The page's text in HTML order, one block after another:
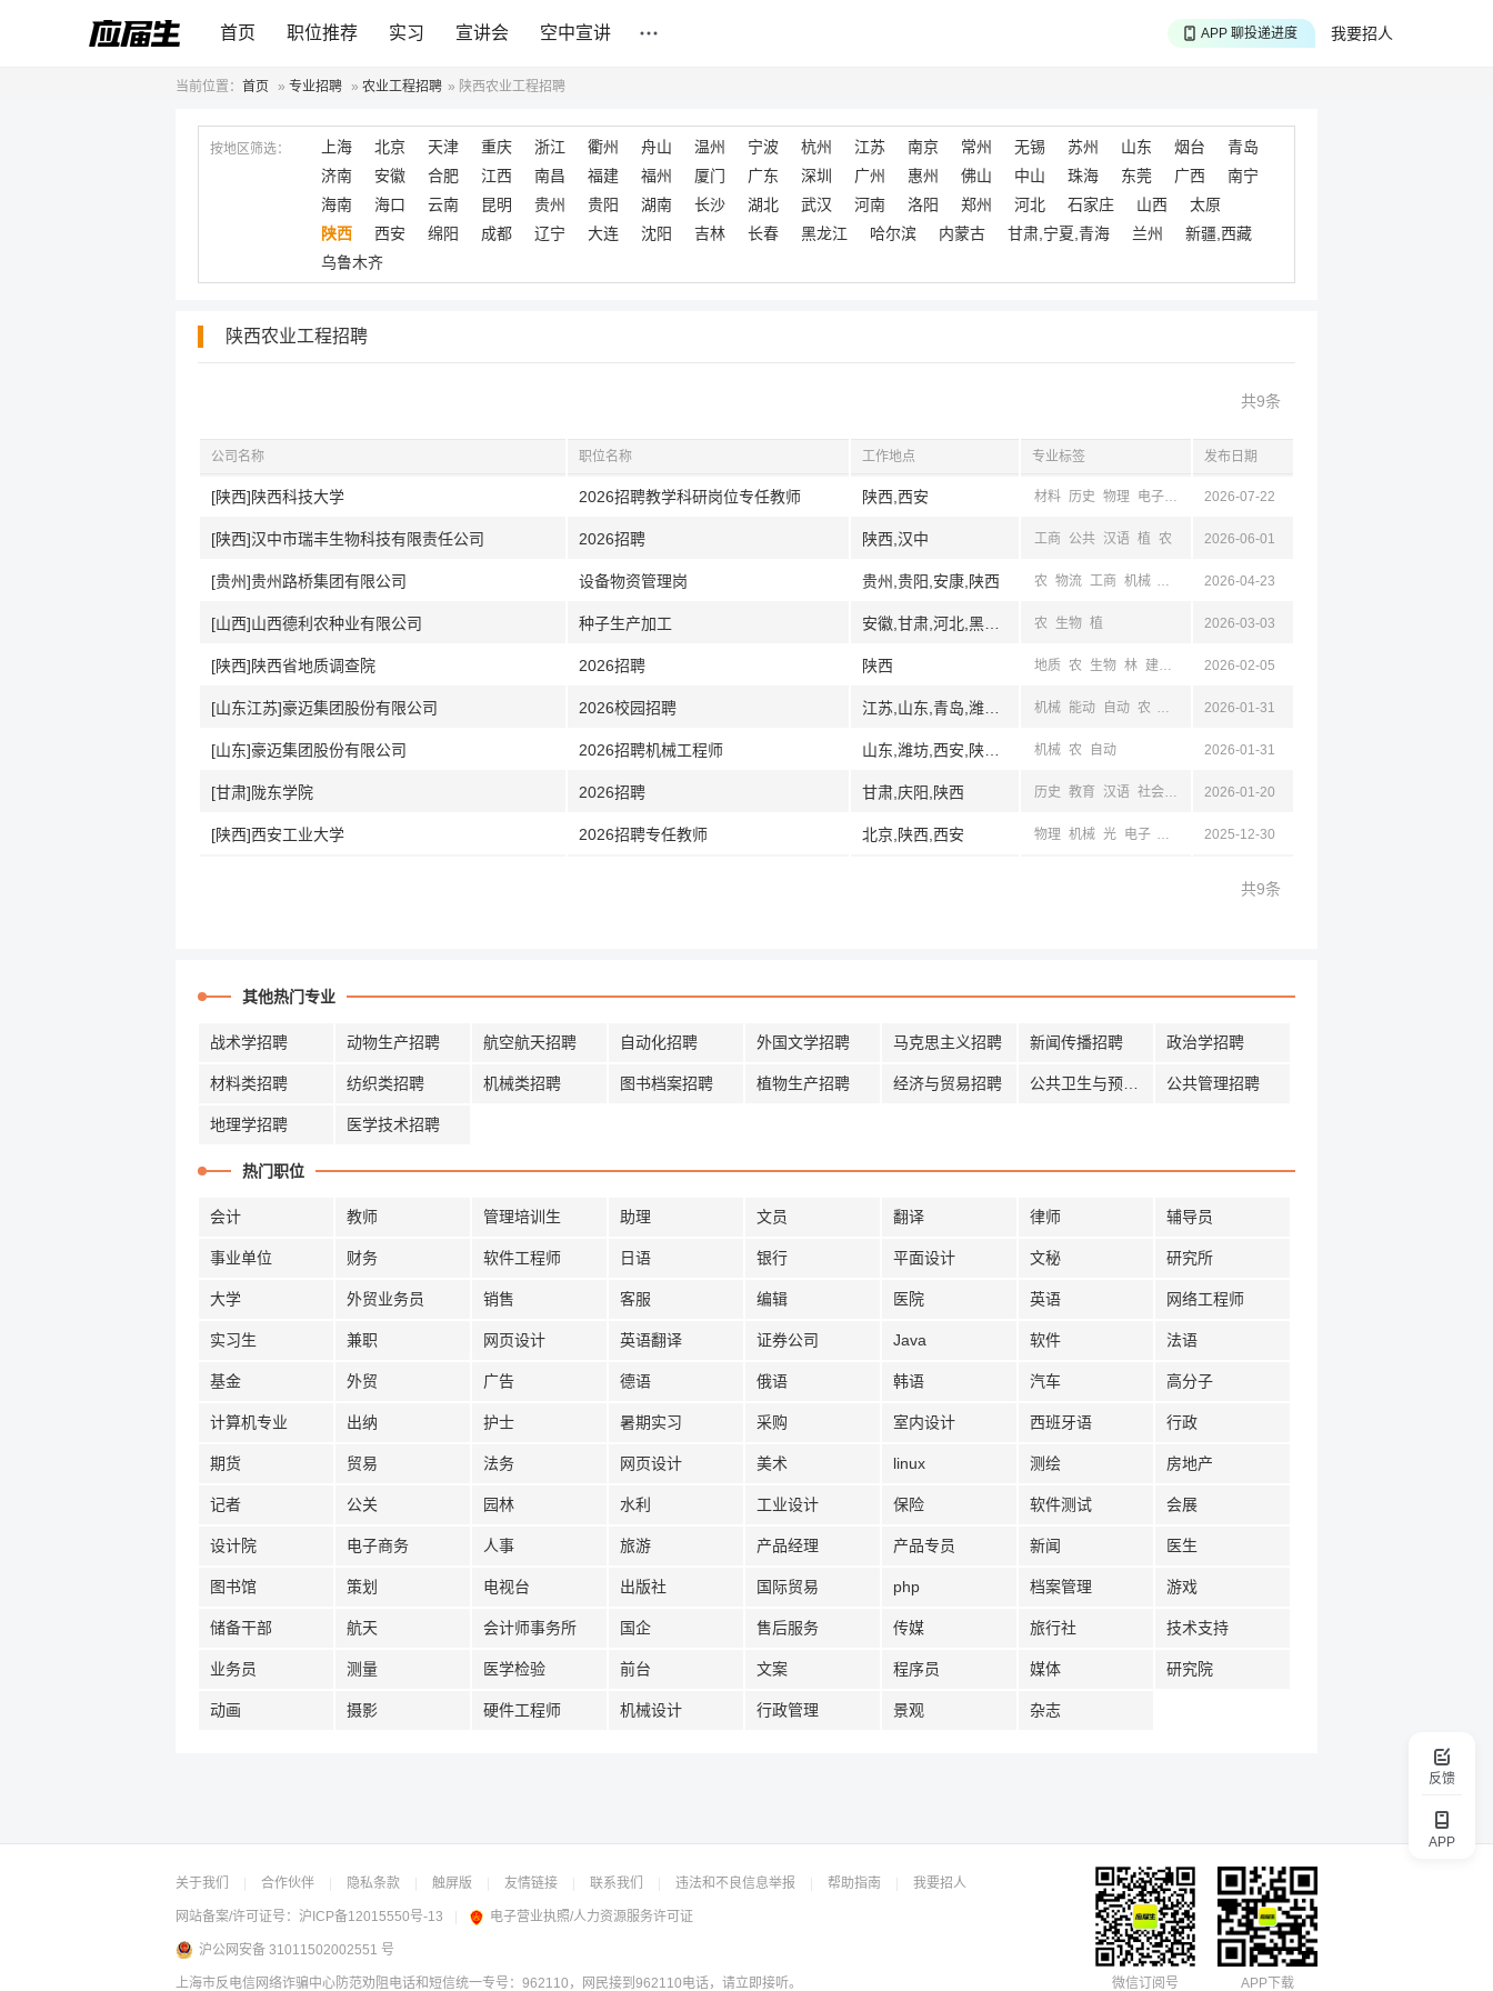
反馈
APP
首页 职位推荐 实习 宣讲会 空中宣讲 我要招人
APP 聊投递进度
当前位置： 首页 » 专业招聘 » 农业工程招聘 » 陕西农业工程招聘
按地区筛选： 上海 北京 天津 重庆 浙江 衢州 舟山 温州 宁波 杭州 江苏 南京 常州 无锡 苏州 山东 烟台
青岛
济南
安徽 合肥 江西 南昌 福建 福州 厦门 广东 深圳 广州 惠州 佛山 中山 珠海 东莞 广西
南宁
海南
海口 云南 昆明 贵州 贵阳 湖南 长沙 湖北 武汉 河南 洛阳 郑州 河北 石家庄 山西
太原
陕西
西安 绵阳 成都 辽宁 大连 沈阳 吉林 长春 黑龙江 哈尔滨 内蒙古 甘肃,宁夏,青海 兰州
新疆,西藏
乌鲁木齐
陕西农业工程招聘
共9条
公司名称 职位名称 工作地点 专业标签 发布日期
[陕西]陕西科技大学 2026招聘教学科研岗位专任教师 陕西,西安 材料 历史 物理 电子 化工 环境 食品
2026-07-22
[陕西]汉中市瑞丰生物科技有限责任公司 2026招聘 陕西,汉中 工商 公共 汉语 植 农 2026-06-01
[贵州]贵州路桥集团有限公司 设备物资管理岗 贵州,贵阳,安康,陕西 农 物流 工商 机械 自动 建筑
2026-04-23
[山西]山西德利农种业有限公司 种子生产加工 农 生物 植 2026-03-03
[陕西]陕西省地质调查院 2026招聘 陕西 地质 农 生物 林 建筑 土木 测绘 马列
2026-02-05
[山东江苏]豪迈集团股份有限公司 2026校园招聘 机械 能动 自动 农 力学 土木 交通 海洋
2026-01-31
[山东]豪迈集团股份有限公司 2026招聘机械工程师 机械 农 自动 2026-01-31
[甘肃]陇东学院 2026招聘 甘肃,庆阳,陕西 历史 教育 汉语 社会 政 化工 生工 农
2026-01-20
[陕西]西安工业大学 2026招聘专任教师 北京,陕西,西安 物理 机械 光 电子 计算机 材料 化工
2025-12-30
共9条
其他热门专业
战术学招聘 动物生产招聘 航空航天招聘 自动化招聘 外国文学招聘 马克思主义招聘 新闻传播招聘 政治学招聘
材料类招聘 纺织类招聘 机械类招聘 图书档案招聘 植物生产招聘 经济与贸易招聘 公共管理招聘
地理学招聘 医学技术招聘
热门职位
会计 教师 管理培训生 助理 文员 翻译 律师 辅导员
事业单位 财务 软件工程师 日语 银行 平面设计 文秘 研究所
大学 外贸业务员 销售 客服 编辑 医院 英语 网络工程师
实习生 兼职 网页设计 英语翻译 证券公司 Java 软件 法语
基金 外贸 广告 德语 俄语 韩语 汽车 高分子
计算机专业 出纳 护士 暑期实习 采购 室内设计 西班牙语 行政
期货 贸易 法务 网页设计 美术 linux 测绘 房地产
记者 公关 园林 水利 工业设计 保险 软件测试 会展
设计院 电子商务 人事 旅游 产品经理 产品专员 新闻 医生
图书馆 策划 电视台 出版社 国际贸易 php 档案管理 游戏
储备干部 航天 会计师事务所 国企 售后服务 传媒 旅行社 技术支持
业务员 测量 医学检验 前台 文案 程序员 媒体 研究院
动画 摄影 硬件工程师 机械设计 行政管理 景观 杂志
关于我们 合作伙伴 隐私条款 触屏版 友情链接 联系我们 违法和不良信息举报 帮助指南 我要招人
网站备案/许可证号： 沪ICP备12015550号-13 电子营业执照/人力资源服务许可证
沪公网安备 31011502002551 号
上海市反电信网络诈骗中心防范劝阻电话和短信统一专号：962110，网民接到962110电话，请立即接听。 APP下载
微信订阅号